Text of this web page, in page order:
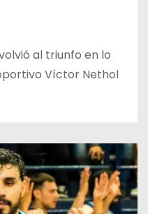
al triunfo en lo
Víctor Nethol